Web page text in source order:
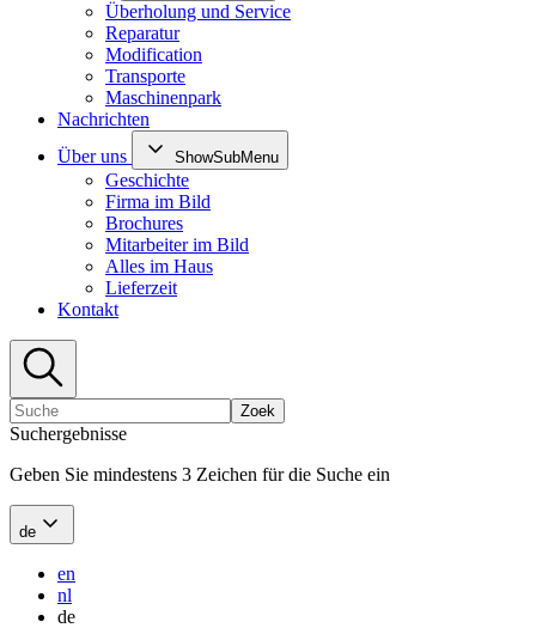
Überholung und Service
Reparatur
Modification
Transporte
Maschinenpark
Nachrichten
Über uns
ShowSubMenu
Geschichte
Firma im Bild
Brochures
Mitarbeiter im Bild
Alles im Haus
Lieferzeit
Kontakt
Zoek
Suchergebnisse
Geben Sie mindestens 3 Zeichen für die Suche ein
de
en
nl
de